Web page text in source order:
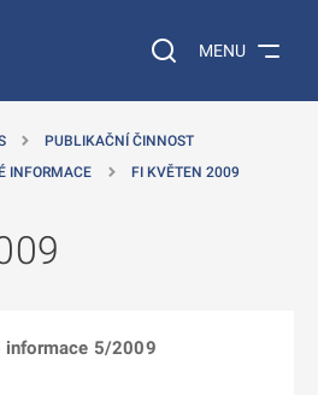
Vyhledávání na
MENU
PUBLIKAČNÍ ČINNOST
INFORMACE
FI KVĚTEN 2009
informace 5/2009